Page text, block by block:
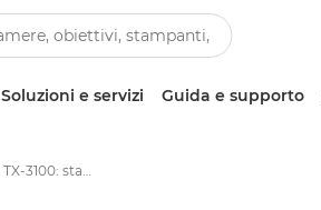
Soluzioni e servizi Guida e supporto
imagePROGRAF TX-3100: stampa di grande formato rapida e di qualità